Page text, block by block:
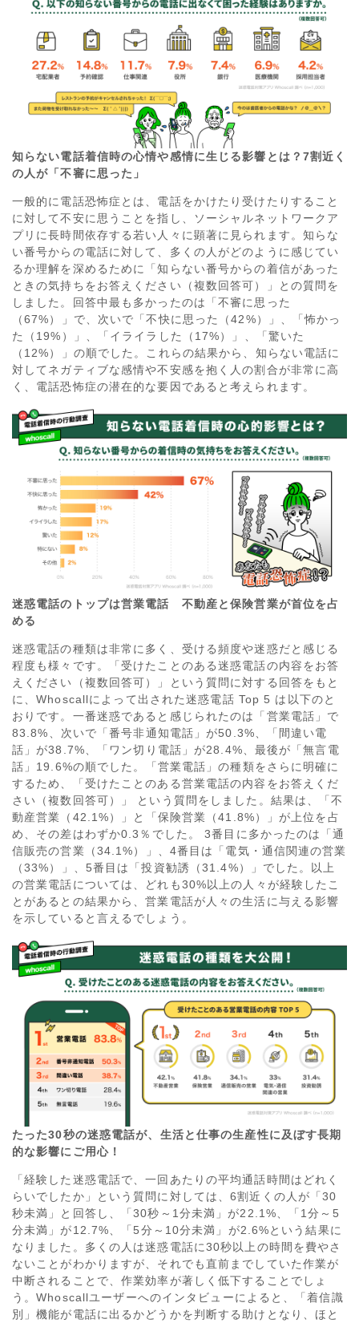
知らない電話着信時の心情や感情に生じる影響とは？7割近く
の人が「不審に思った」
一般的に電話恐怖症とは、電話をかけたり受けたりすること
に対して不安に思うことを指し、ソーシャルネットワークア
プリに長時間依存する若い人々に顕著に見られます。知らな
い番号からの電話に対して、多くの人がどのように感じてい
るか理解を深めるために「知らない番号からの着信があった
ときの気持ちをお答えください（複数回答可）」との質問を
しました。回答中最も多かったのは「不審に思った
（67%）」で、次いで「不快に思った（42%）」、「怖かっ
た（19%）」、「イライラした（17%）」、「驚いた
（12%）」の順でした。これらの結果から、知らない電話に
対してネガティブな感情や不安感を抱く人の割合が非常に高
く、電話恐怖症の潜在的な要因であると考えられます。
迷惑電話のトップは営業電話 不動産と保険営業が首位を占
める
迷惑電話の種類は非常に多く、受ける頻度や迷惑だと感じる
程度も様々です。「受けたことのある迷惑電話の内容をお答
えください（複数回答可）」という質問に対する回答をもと
に、Whoscallによって出された迷惑電話 Top 5 は以下のと
おりです。一番迷惑であると感じられたのは「営業電話」で
83.8%、次いで「番号非通知電話」が50.3%、「間違い電
話」が38.7%、「ワン切り電話」が28.4%、最後が「無言電
話」19.6%の順でした。「営業電話」の種類をさらに明確に
するため、「受けたことのある営業電話の内容をお答えくだ
さい（複数回答可）」 という質問をしました。結果は、「不
動産営業（42.1%）」と「保険営業（41.8%）」が上位を占
め、その差はわずか0.3％でした。 3番目に多かったのは「通
信販売の営業（34.1%）」、4番目は「電気・通信関連の営業
（33%）」、5番目は「投資勧誘（31.4%）」でした。以上
の営業電話については、どれも30%以上の人々が経験したこ
とがあるとの結果から、営業電話が人々の生活に与える影響
を示していると言えるでしょう。
たった30秒の迷惑電話が、生活と仕事の生産性に及ぼす長期
的な影響にご用心！
「経験した迷惑電話で、一回あたりの平均通話時間はどれく
らいでしたか」という質問に対しては、6割近くの人が「30
秒未満」と回答し、「30秒～1分未満」が22.1%、「1分～5
分未満」が12.7%、「5分～10分未満」が2.6%という結果に
なりました。多くの人は迷惑電話に30秒以上の時間を費やさ
ないことがわかりますが、それでも直前までしていた作業が
中断されることで、作業効率が著しく低下することでしょ
う。Whoscallユーザーへのインタビューによると、「着信識
別」機能が電話に出るかどうかを判断する助けとなり、ほと